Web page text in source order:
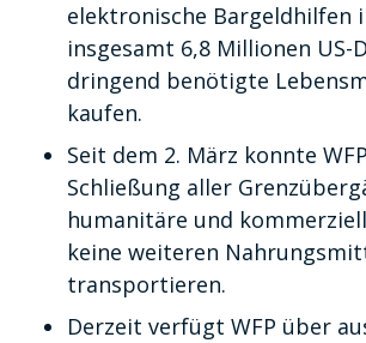
elektronische Bargeldhilfen
insgesamt 6,8 Millionen US-
dringend benötigte
kaufen.
Seit dem 2. März konnte
Schließung aller
humanitäre und
keine weiteren
transportieren.
Derzeit verfügt WFP über